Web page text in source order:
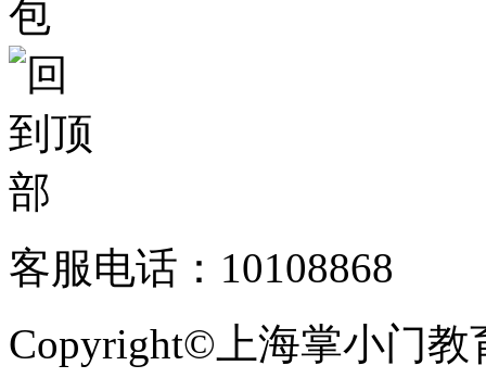
客服电话：10108868
Copyright©上海掌小门教